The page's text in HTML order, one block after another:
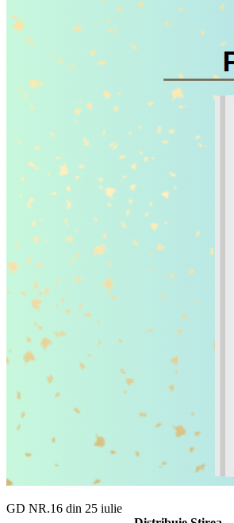
GD NR.16 din 25 iulie